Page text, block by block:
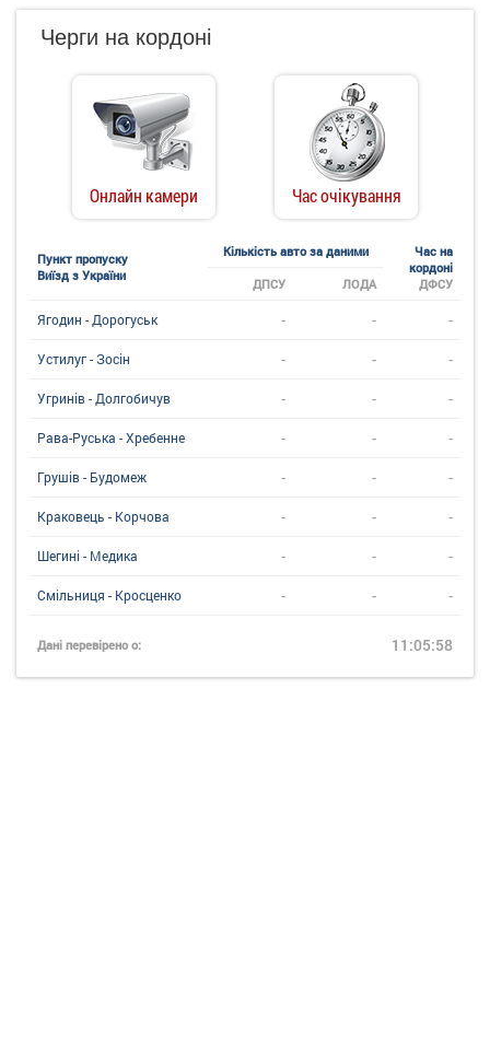
Черги на кордоні
Онлайн камери Час очікування
Пункт пропуску
Виїзд з України
Кількість авто за даними
Час на
кордоні
ДФСУ
ДПСУ ЛОДА
Ягодин - Дорогуськ - - -
Устилуг - Зосін - - -
Угринiв - Долгобичув - - -
Рава-Руська - Хребенне - - -
Грушів - Будомеж - - -
Краковець - Корчова - - -
Шегині - Медика - - -
Смільниця - Кросценко - - -
Дані перевірено о: 11:05:58